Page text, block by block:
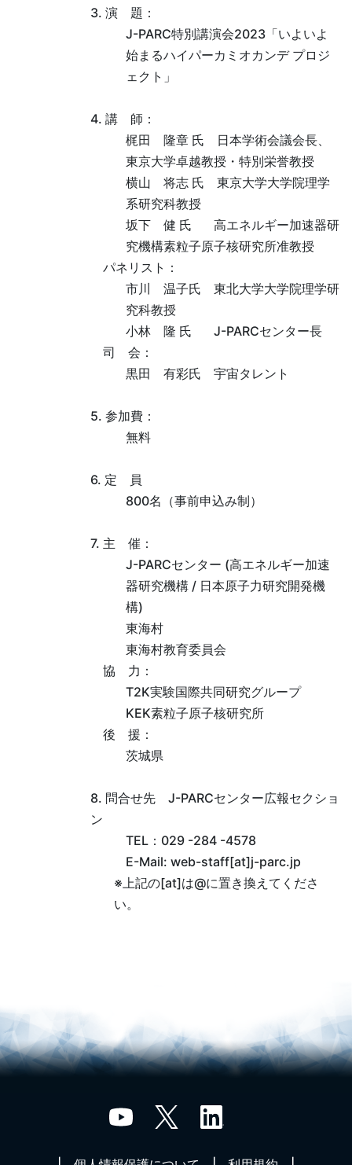
3. 演 題：
J-PARC特別講演会2023「いよいよ
始まるハイパーカミオカンデ プロジ
ェクト」
4. 講 師：
梶田 隆章 氏 日本学術会議会長、
東京大学卓越教授・特別栄誉教授
横山 将志 氏 東京大学大学院理学
系研究科教授
坂下 健 氏 高エネルギー加速器研
究機構素粒子原子核研究所准教授
パネリスト：
市川 温子氏 東北大学大学院理学研
究科教授
小林 隆 氏 J-PARCセンター長
司 会：
黒田 有彩氏 宇宙タレント
5. 参加費：
無料
6. 定 員
800名（事前申込み制）
7. 主 催：
J-PARCセンター (高エネルギー加速
器研究機構 / 日本原子力研究開発機
構)
東海村
東海村教育委員会
協 力：
T2K実験国際共同研究グループ
KEK素粒子原子核研究所
後 援：
茨城県
8. 問合せ先 J-PARCセンター広報セクショ
ン
TEL：029 -284 -4578
E-Mail: web-staff[at]j-parc.jp
※上記の[at]は@に置き換えてくださ
い。